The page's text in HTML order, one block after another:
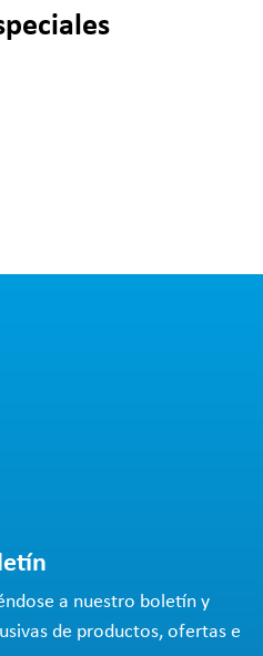
a nuestro boletín y
de productos, ofertas e